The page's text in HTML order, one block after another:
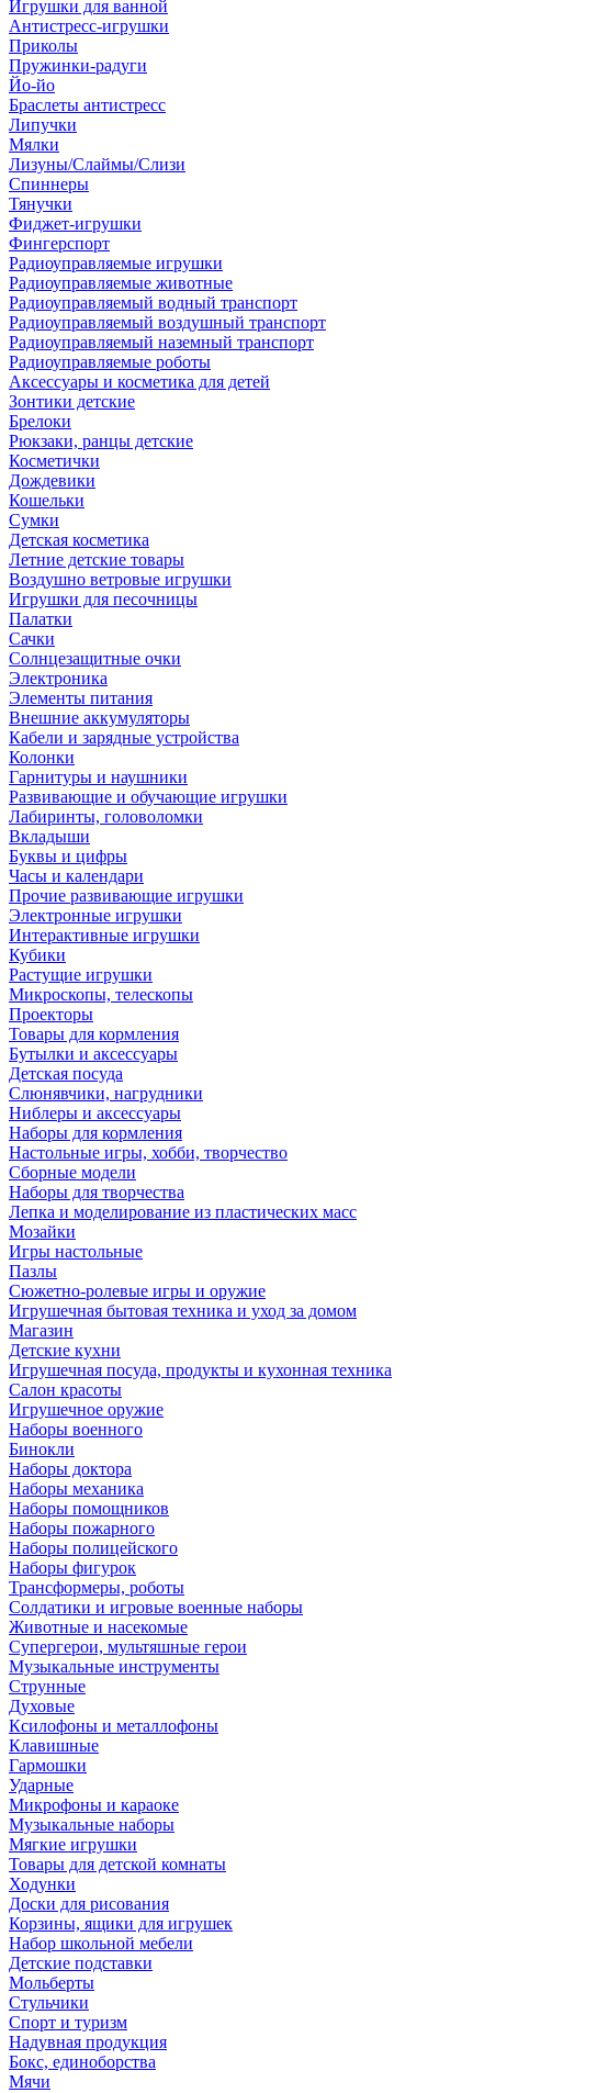
Игрушки для ванной
Антистресс-игрушки
Приколы
Пружинки-радуги
Йо-йо
Браслеты антистресс
Липучки
Мялки
Лизуны/Слаймы/Слизи
Спиннеры
Тянучки
Фиджет-игрушки
Фингерспорт
Радиоуправляемые игрушки
Радиоуправляемые животные
Радиоуправляемый водный транспорт
Радиоуправляемый воздушный транспорт
Радиоуправляемый наземный транспорт
Радиоуправляемые роботы
Аксессуары и косметика для детей
Зонтики детские
Брелоки
Рюкзаки, ранцы детские
Косметички
Дождевики
Кошельки
Сумки
Детская косметика
Летние детские товары
Воздушно ветровые игрушки
Игрушки для песочницы
Палатки
Сачки
Солнцезащитные очки
Электроника
Элементы питания
Внешние аккумуляторы
Кабели и зарядные устройства
Колонки
Гарнитуры и наушники
Развивающие и обучающие игрушки
Лабиринты, головоломки
Вкладыши
Буквы и цифры
Часы и календари
Прочие развивающие игрушки
Электронные игрушки
Интерактивные игрушки
Кубики
Растущие игрушки
Микроскопы, телескопы
Проекторы
Товары для кормления
Бутылки и аксессуары
Детская посуда
Слюнявчики, нагрудники
Ниблеры и аксессуары
Наборы для кормления
Настольные игры, хобби, творчество
Сборные модели
Наборы для творчества
Лепка и моделирование из пластических масс
Мозайки
Игры настольные
Пазлы
Сюжетно-ролевые игры и оружие
Игрушечная бытовая техника и уход за домом
Магазин
Детские кухни
Игрушечная посуда, продукты и кухонная техника
Салон красоты
Игрушечное оружие
Наборы военного
Бинокли
Наборы доктора
Наборы механика
Наборы помощников
Наборы пожарного
Наборы полицейского
Наборы фигурок
Трансформеры, роботы
Солдатики и игровые военные наборы
Животные и насекомые
Супергерои, мультяшные герои
Музыкальные инструменты
Струнные
Духовые
Ксилофоны и металлофоны
Клавишные
Гармошки
Ударные
Микрофоны и караоке
Музыкальные наборы
Мягкие игрушки
Товары для детской комнаты
Ходунки
Доски для рисования
Корзины, ящики для игрушек
Набор школьной мебели
Детские подставки
Мольберты
Стульчики
Спорт и туризм
Надувная продукция
Бокс, единоборства
Мячи